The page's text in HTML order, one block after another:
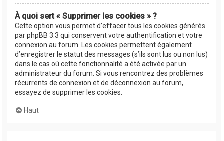
À quoi sert « Supprimer les cookies » ?
Cette option vous permet d’effacer tous les cookies générés
par phpBB 3.3 qui conservent votre authentification et votre
connexion au forum. Les cookies permettent également
d’enregistrer le statut des messages (s’ils sont lus ou non lus)
dans le cas où cette fonctionnalité a été activée par un
administrateur du forum. Si vous rencontrez des problèmes
récurrents de connexion et de déconnexion au forum,
essayez de supprimer les cookies.
Haut